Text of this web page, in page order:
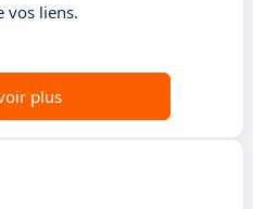
vos liens.
plus